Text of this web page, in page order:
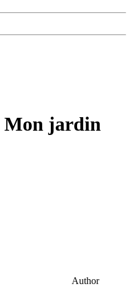
Mon jardin
Author